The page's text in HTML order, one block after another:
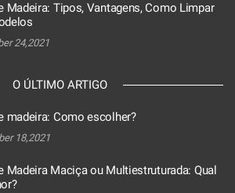
Madeira: Tipos, Vantagens, Como Limpar
24,2021
O ÚLTIMO ARTIGO
madeira: Como escolher?
18,2021
Madeira Maciça ou Multiestruturada: Qual